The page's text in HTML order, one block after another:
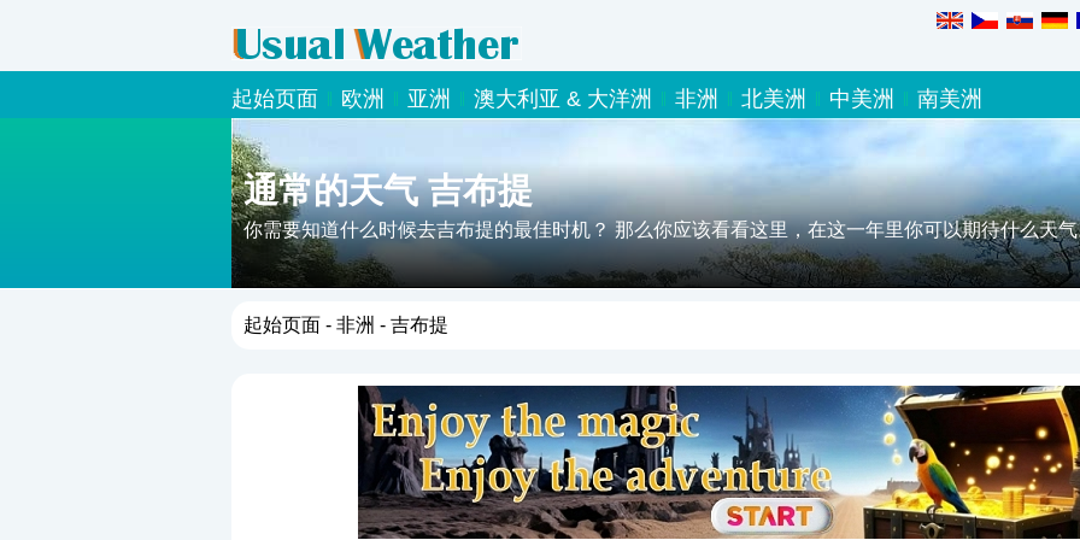
起始页面 欧洲 亚洲 澳大利亚 & 大洋洲 非洲 北美洲 中美洲 南美洲
通常的天气 吉布提
你需要知道什么时候去吉布提的最佳时机？ 那么你应该看看这里，在这一年里你可以期待什么天
起始页面- 非洲 - 吉布提